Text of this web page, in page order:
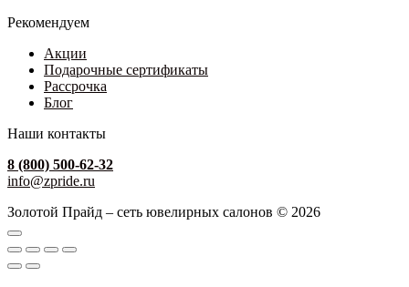
Рекомендуем
Акции
Подарочные сертификаты
Рассрочка
Блог
Наши контакты
8 (800) 500-62-32
info@zpride.ru
Золотой Прайд – сеть ювелирных салонов © 2026